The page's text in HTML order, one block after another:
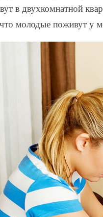
в двухкомнатной
молодые поживут у